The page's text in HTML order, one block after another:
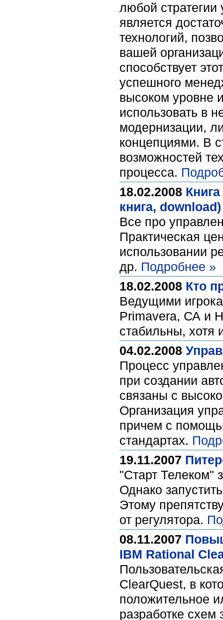
любой стратегии
является
технологий,
вашей
способствует
успешного
высоком уровне
использовать в
модернизации,
концепциями. В
возможностей
процесса.
18.02.2008
книга, download)
Все про
Практическая
использовании
др. Подробнее »
18.02.2008 Кто
Ведущими
Primavera, СА и
стабильны, хотя
04.02.2008
Процесс
при создании
связаны с
Организация
причем с
стандартах.
19.11.2007
"Старт Телеком"
Однако
Этому
от регулятора.
08.11.2007
IBM Rational
ClearQuest, в
положительное
разработке схем